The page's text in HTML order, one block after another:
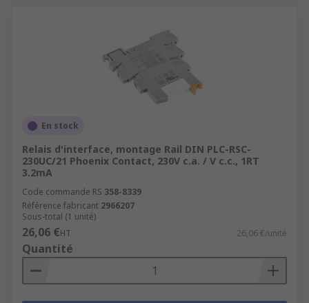
En stock
Relais d'interface, montage Rail DIN PLC-RSC-
230UC/21 Phoenix Contact, 230V c.a. / V c.c., 1RT
3.2mA
Code commande RS 358-8339
Référence fabricant 2966207
Sous-total (1 unité)
26,06 €HT 26,06 €/unité
Quantité